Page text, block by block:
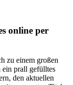
online per
zu einem großen
ein prall gefülltes
den aktuellen